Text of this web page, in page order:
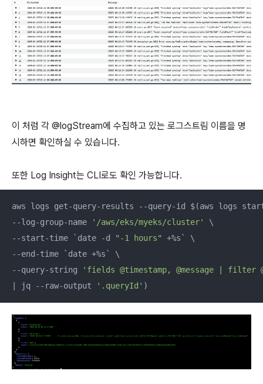
이 처럼 각 @logStream에 수집하고 있는 로그스트림 이름을 명
시하면 확인하실 수 있습니다.
또한 Log Insight는 CLI로도 확인 가능합니다.
aws logs get-query-results --query-id $(aws logs
--log-group-name
'/aws/eks/myeks/cluster'
\
--start-time `date -d
"-1 hours"
+%s` \
--end-time `date +%s` \
--query-string
'fields @timestamp, @message | filter
| jq --raw-output
'.queryId' )